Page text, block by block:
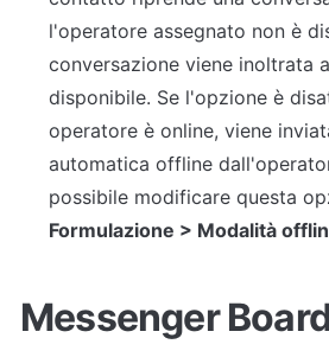
l'operatore assegnato non è
conversazione viene inoltrata
disponibile. Se l'opzione è
operatore è online, viene
automatica offline
Formulazione > Modalità
Messenger